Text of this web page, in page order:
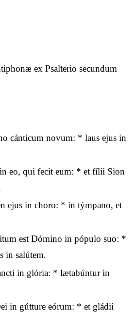
ex Psalterio secundum
cánticum novum: * laus ejus in
eo, qui fecit eum: * et fílii Sion
ejus in choro: * in týmpano, et
est Dómino in pópulo suo: *
in salútem.
in glória: * lætabúntur in
in gútture eórum: * et gládii